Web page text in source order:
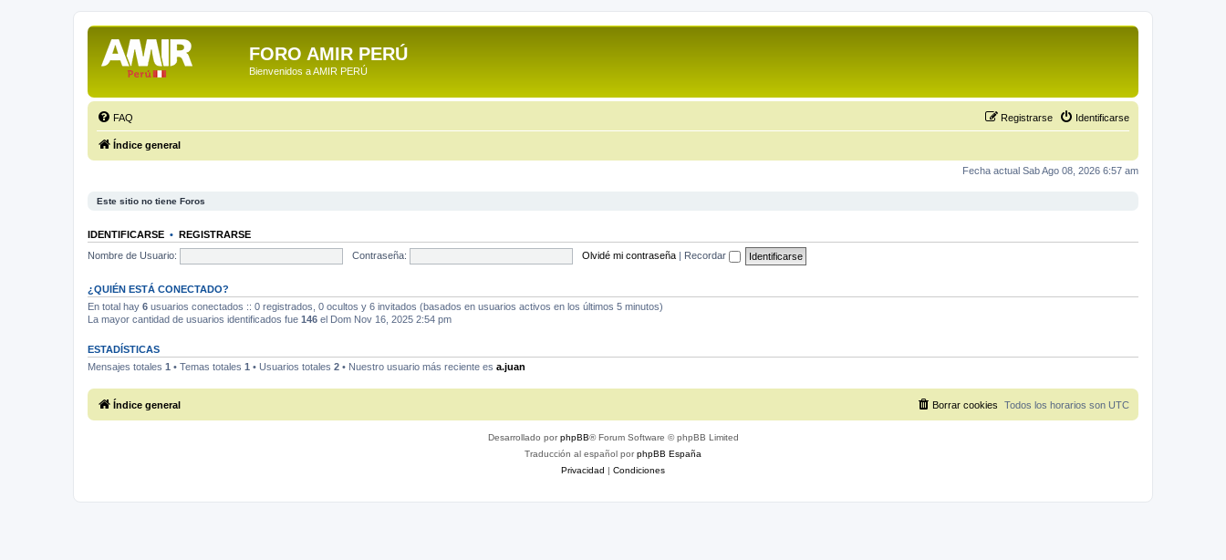
FORO AMIR PERÚ
Bienvenidos a AMIR PERÚ
FAQ Identificarse
Registrarse
Índice general
Fecha actual Sab Ago 08, 2026 6:57 am
Este sitio no tiene Foros
IDENTIFICARSE • REGISTRARSE
Nombre de Usuario:
Contraseña: Olvidé mi contraseña | Recordar
¿QUIÉN ESTÁ CONECTADO?
En total hay 6 usuarios conectados :: 0 registrados, 0 ocultos y 6 invitados (basados en usuarios activos en los últimos 5 minutos)
La mayor cantidad de usuarios identificados fue 146 el Dom Nov 16, 2025 2:54 pm
ESTADÍSTICAS
Mensajes totales 1 • Temas totales 1 • Usuarios totales 2 • Nuestro usuario más reciente es a.juan
Índice general Todos los horarios son UTC
Borrar cookies
Desarrollado porphpBB® Forum Software © phpBB Limited
Traducción al español porphpBB España
Privacidad | Condiciones